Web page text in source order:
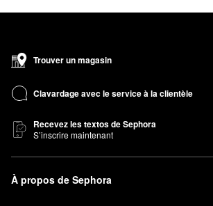
Trouver un magasin
Clavardage avec le service à la clientèle
Recevez les textos de Sephora
S’inscrire maintenant
À propos de Sephora